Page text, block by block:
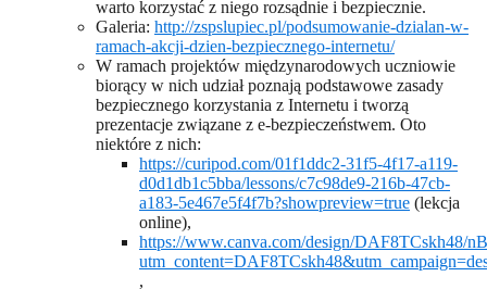
warto korzystać z niego rozsądnie i bezpiecznie.
Galeria: http://zspslupiec.pl/podsumowanie-dzialan-w-
ramach-akcji-dzien-bezpiecznego-internetu/
W ramach projektów międzynarodowych uczniowie
biorący w nich udział poznają podstawowe zasady
bezpiecznego korzystania z Internetu i tworzą
prezentacje związane z e-bezpieczeństwem. Oto
niektóre z nich:
https://curipod.com/01f1ddc2-31f5-4f17-a119-
d0d1db1c5bba/lessons/c7c98de9-216b-47cb-
a183-5e467e5f4f7b?showpreview=true (lekcja
online),
https://www.canva.com/design/DAF8TCskh48/
,